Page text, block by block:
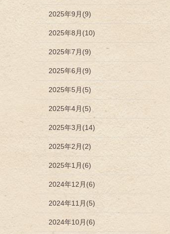
2025年9月(9)
2025年8月(10)
2025年7月(9)
2025年6月(9)
2025年5月(5)
2025年4月(5)
2025年3月(14)
2025年2月(2)
2025年1月(6)
2024年12月(6)
2024年11月(5)
2024年10月(6)